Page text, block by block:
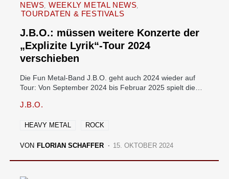
NEWS WEEKLY METAL NEWS
TOURDATEN & FESTIVALS
J.B.O.: müssen weitere Konzerte der
„Explizite Lyrik“-Tour 2024
verschieben
Die Fun Metal-Band J.B.O. geht auch 2024 wieder auf
Tour: Von September 2024 bis Februar 2025 spielt die…
J.B.O.
HEAVY METAL ROCK
VON FLORIAN SCHAFFER 15. OKTOBER 2024